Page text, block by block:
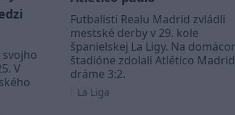
V
Futbalisti Realu Madrid zvládli
mestské derby v 29. kole
španielskej La Ligy. Na
štadióne zdolali Atlético
dráme 3:2.
La Liga